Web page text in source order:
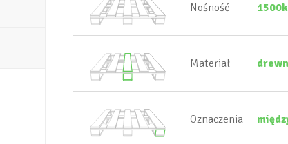
Nośność
Materiał
Oznaczenia